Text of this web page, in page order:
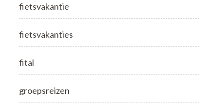
fietsvakantie
fietsvakanties
fital
groepsreizen